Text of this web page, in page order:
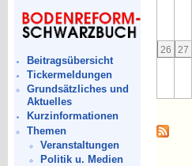
Beitragsübersicht
Tickermeldungen
Grundsätzliches und
Aktuelles
Kurzinformationen
Themen
Veranstaltungen
Politik u. Medien
26 27